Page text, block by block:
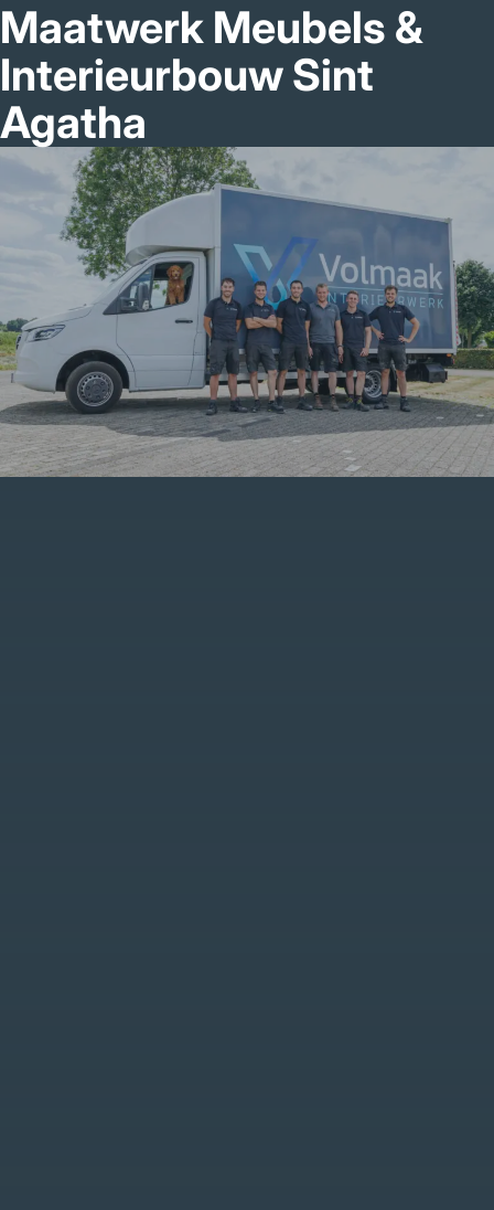
Maatwerk Meubels &
Interieurbouw Sint
Agatha